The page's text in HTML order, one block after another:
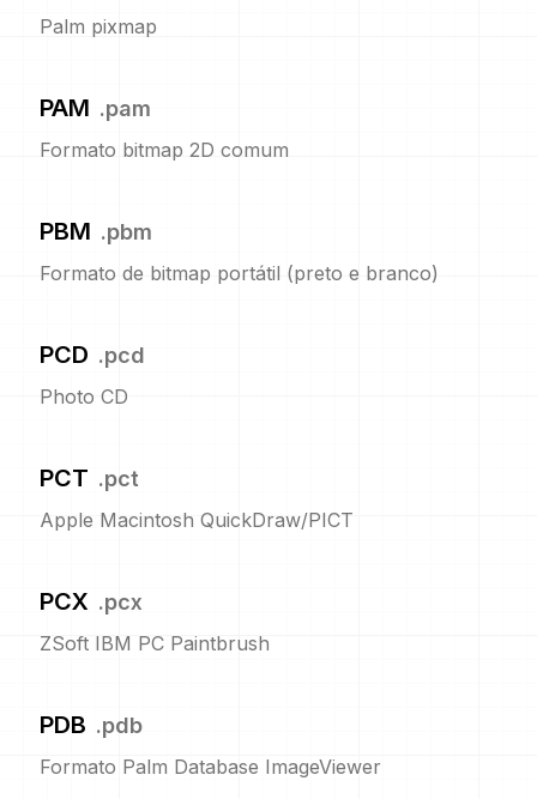
Palm pixmap
PAM .pam
Formato bitmap 2D comum
PBM .pbm
Formato de bitmap portátil (preto e branco)
PCD .pcd
Photo CD
PCT .pct
Apple Macintosh QuickDraw/PICT
PCX .pcx
ZSoft IBM PC Paintbrush
PDB .pdb
Formato Palm Database ImageViewer